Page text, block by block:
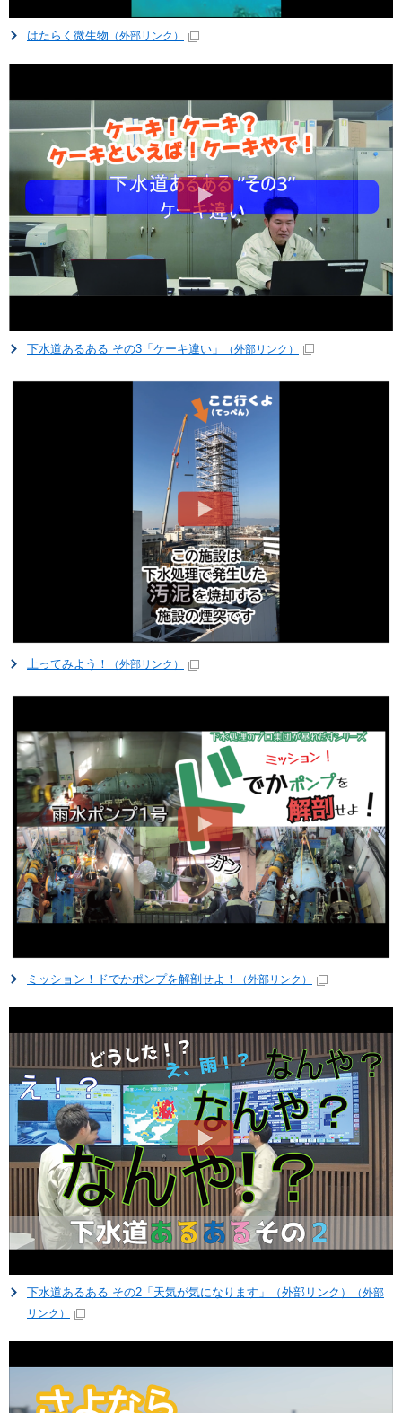
はたらく微生物 （外部リンク）
下水道あるある その3「ケーキ違い」 （外部リンク）
上ってみよう！ （外部リンク）
ミッション！ドでかポンプを解剖せよ！ （外部リンク）
下水道あるある その2「天気が気になります」（外部リンク）
（外部
リンク）